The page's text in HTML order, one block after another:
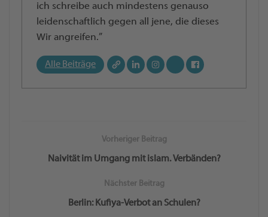
ich schreibe auch mindestens genauso
leidenschaftlich gegen all jene, die dieses
Wir angreifen.”
Alle Beiträge
Vorheriger Beitrag
Naivität im Umgang mit islam. Verbänden?
Nächster Beitrag
Berlin: Kufiya-Verbot an Schulen?